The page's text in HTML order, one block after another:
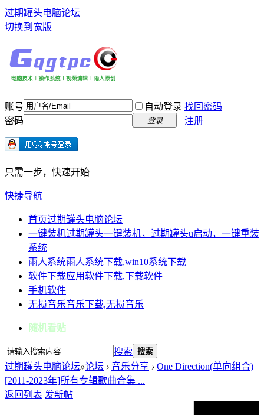
过期罐头电脑论坛
切换到宽版
账号 自动登录 找回密码
密码
登录 注册
只需一步，快速开始
快捷导航
首页过期罐头电脑论坛
一键装机过期罐头一键装机，过期罐头u启动，一键重装
系统
雨人系统雨人系统下载,win10系统下载
软件下载应用软件下载,下载软件
手机软件
无损音乐音乐下载,无损音乐
随机看贴
搜索 搜索
过期罐头电脑论坛»论坛 › 音乐分享 › One Direction(单向组合)
[2011-2023年]所有专辑歌曲合集 ...
返回列表 发新帖